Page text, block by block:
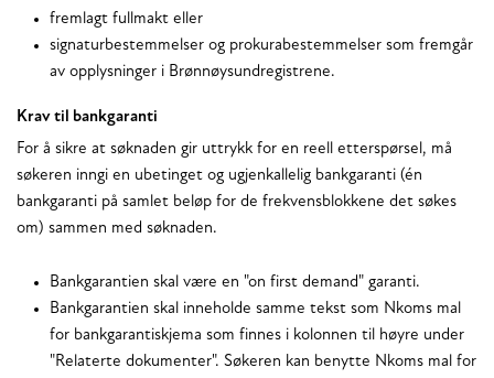
fremlagt fullmakt eller
signaturbestemmelser og prokurabestemmelser som fremgår
av opplysninger i Brønnøysundregistrene.
Krav til bankgaranti
For å sikre at søknaden gir uttrykk for en reell etterspørsel, må
søkeren inngi en ubetinget og ugjenkallelig bankgaranti (én
bankgaranti på samlet beløp for de frekvensblokkene det søkes
om) sammen med søknaden.
Bankgarantien skal være en "on first demand" garanti.
Bankgarantien skal inneholde samme tekst som Nkoms mal
for bankgarantiskjema som finnes i kolonnen til høyre under
"Relaterte dokumenter". Søkeren kan benytte Nkoms mal for